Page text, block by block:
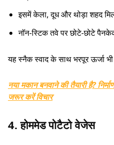
इसमें केला, दूध और थोड़ा शहद
नॉन-स्टिक तवे पर छोटे-छोटे
यह स्नैक स्वाद के साथ भरपूर ऊर्जा भी
नया मकान बनवाने की तैयारी है?
जरूर करें विचार
4. होममेड पोटैटो वेजेस